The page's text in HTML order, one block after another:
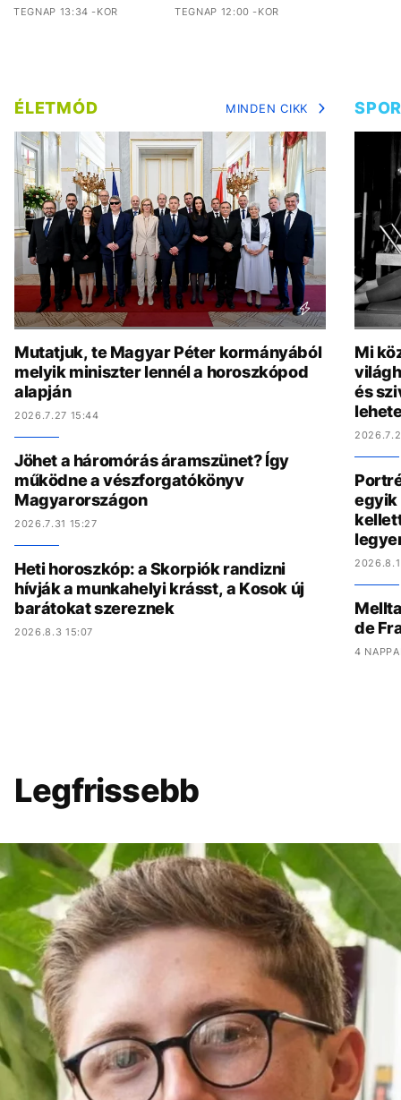
TEGNAP 13:34 -KOR TEGNAP 12:00 -KOR
ÉLETMÓD MINDEN CIKK
Mutatjuk, te Magyar Péter kormányából
melyik miniszter lennél a horoszkópod
alapján
2026.7.27 15:44
Jöhet a háromórás áramszünet? Így
működne a vészforgatókönyv
Magyarországon
2026.7.31 15:27
Heti horoszkóp: a Skorpiók randizni
hívják a munkahelyi krásst, a Kosok új
barátokat szereznek
2026.8.3 15:07
Mi
és
egyik
de
4
Legfrissebb